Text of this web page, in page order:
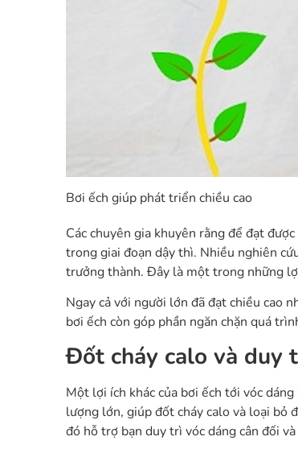
Bơi ếch giúp phát triển chiều cao
Các chuyên gia khuyên rằng để đạt
trong giai đoạn dậy thì. Nhiều nghiên
trưởng thành. Đây là một trong những
Ngay cả với người lớn đã đạt chiều cao
bơi ếch còn góp phần ngăn chặn quá
Đốt cháy calo và duy
Một lợi ích khác của bơi ếch tới vóc
lượng lớn, giúp đốt cháy calo và loại bỏ
đó hỗ trợ bạn duy trì vóc dáng cân đối